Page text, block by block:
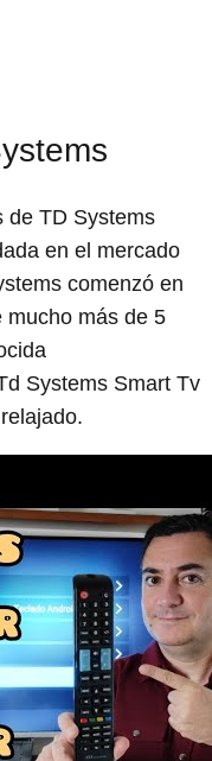
de TD Systems
en el mercado
comenzó en
mucho más de 5
Systems Smart Tv